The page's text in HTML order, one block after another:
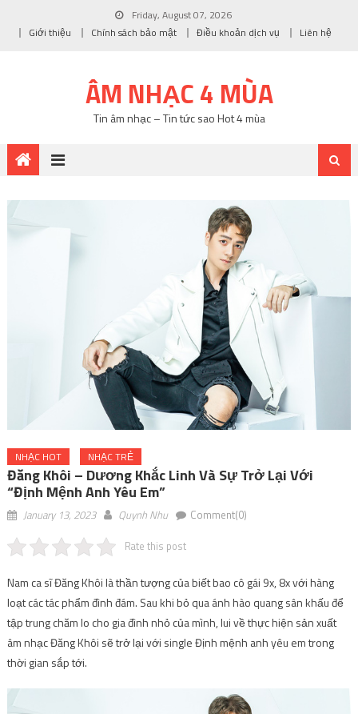
Friday, August 07, 2026
Giới thiệu
Chính sách bảo mật Điều khoản dịch vụ Liên hệ
ÂM NHẠC 4 MÙA
Tin âm nhạc – Tin tức sao Hot 4 mùa
NHẠC HOT NHẠC TRẺ
Đăng Khôi – Dương Khắc Linh Và Sự Trở Lại Với
“Định Mệnh Anh Yêu Em”
January 13, 2023 Quynh Nhu Comment(0)
Rate this post
Nam ca sĩ Đăng Khôi là thần tượng của biết bao cô gái 9x, 8x với hàng
loạt các tác phẩm đình đám. Sau khi bỏ qua ánh hào quang sân khấu để
tập trung chăm lo cho gia đình nhỏ của mình, lui về thực hiện sản xuất
âm nhạc Đăng Khôi sẽ trở lại với single Định mệnh anh yêu em trong
thời gian sắp tới.